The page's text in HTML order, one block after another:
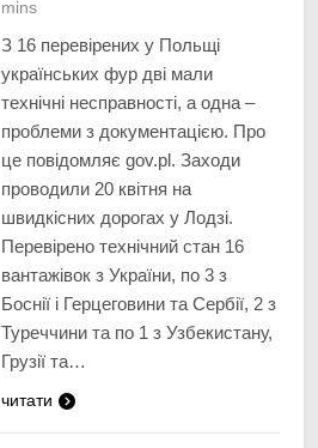
mins
З 16 перевірених у Польщі
українських фур дві мали
технічні несправності, а одна –
проблеми з документацією. Про
це повідомляє gov.pl. Заходи
проводили 20 квітня на
швидкісних дорогах у Лодзі.
Перевірено технічний стан 16
вантажівок з України, по 3 з
Боснії і Герцеговини та Сербії, 2 з
Туреччини та по 1 з Узбекистану,
Грузії та…
читати